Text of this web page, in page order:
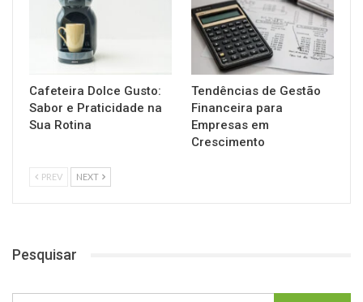
Cafeteira Dolce Gusto:
Sabor e Praticidade na
Sua Rotina
Tendências de Gestão
Financeira para
Empresas em
Crescimento
PREV NEXT
Pesquisar